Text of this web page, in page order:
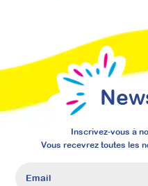
Inscrivez-vous à
Vous recevrez toutes les